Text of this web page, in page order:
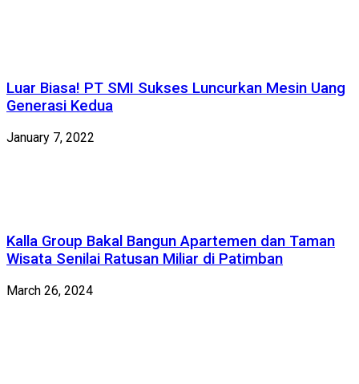
Luar Biasa! PT SMI Sukses Luncurkan Mesin Uang
Generasi Kedua
January 7, 2022
Kalla Group Bakal Bangun Apartemen dan Taman
Wisata Senilai Ratusan Miliar di Patimban
March 26, 2024